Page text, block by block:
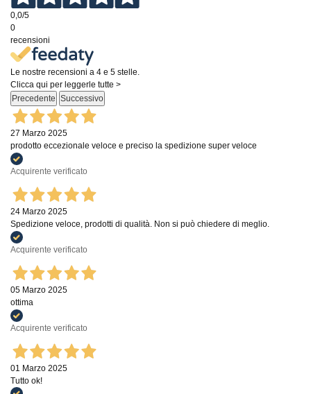
0,0/5
0
recensioni
Le nostre recensioni a 4 e 5 stelle.
Clicca qui per leggerle tutte >
Precedente Successivo
27 Marzo 2025
prodotto eccezionale veloce e preciso la spedizione super veloce
Acquirente verificato
24 Marzo 2025
Spedizione veloce, prodotti di qualità. Non si può chiedere di meglio.
Acquirente verificato
05 Marzo 2025
ottima
Acquirente verificato
01 Marzo 2025
Tutto ok!